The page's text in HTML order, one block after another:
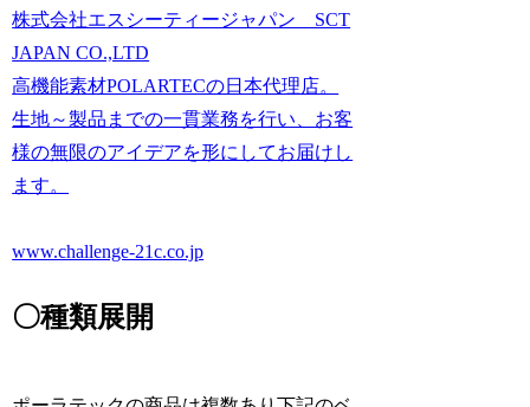
株式会社エスシーティージャパン SCT
JAPAN CO.,LTD
高機能素材POLARTECの日本代理店。
生地～製品までの一貫業務を行い、お客
様の無限のアイデアを形にしてお届けし
ます。
www.challenge-21c.co.jp
〇種類展開